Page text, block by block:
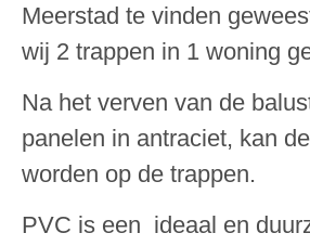
Meerstad te vinden
wij 2 trappen in 1 woning
Na het verven van de
panelen in antraciet, kan
worden op de trappen.
PVC is een ideaal en